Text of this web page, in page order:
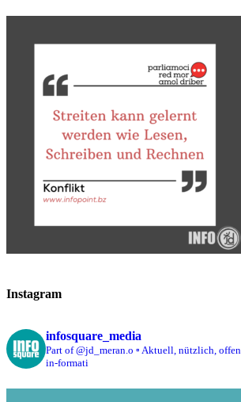
Instagram
infosquare_media
Part of @jd_meran.o ▫️ Aktuell, nützlich, offen
in-formati